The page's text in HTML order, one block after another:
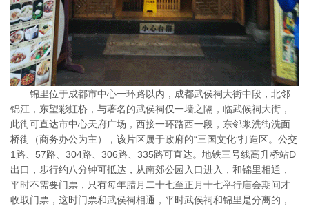
锦里位于成都市中心一环路以内，成都武侯祠大街中段，北邻
锦江，东望彩虹桥，与著名的武侯祠仅一墙之隔，临武候祠大街，
此街可直达市中心天府广场，西接一环路西一段，东邻浆洗街洗面
桥街（商务办公为主），该片区属于政府的“三国文化”打造区。公交
1路、57路、304路、306路、335路可直达。地铁三号线高升桥站D
出口，步行约八分钟可抵达，从南郊公园入口进入，和锦里相通，
平时不需要门票，只有每年腊月二十七至正月十七举行庙会期间才
收取门票，这时门票和武侯祠相通，平时武侯祠和锦里是分离的，